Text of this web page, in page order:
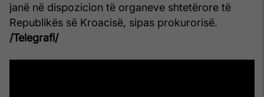
janë në dispozicion të organeve shtetërore të
Republikës së Kroacisë, sipas prokurorisë.
/Telegrafi/